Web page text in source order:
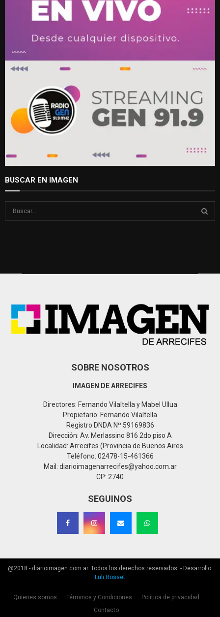
BUSCAR EN IMAGEN
SOBRE NOSOTROS
IMAGEN DE ARRECIFES
Directores: Fernando Vilaltella y Mabel Ullua
Propietario: Fernando Vilaltella
Registro DNDA Nº 59169836
Dirección: Av. Merlassino 816 2do piso A
Localidad: Arrecifes (Provincia de Buenos Aires
Teléfono: 02478-15-461366
Mail: diarioimagenarrecifes@yahoo.com.ar
CP: 2740
SEGUINOS
@2018 - diarioimagen.com.ar. Todos los derechos reservados. - Desarrollo:
Luli Rosset
Quienes somos Términos y Condiciones
Política de privacidad
Contacto